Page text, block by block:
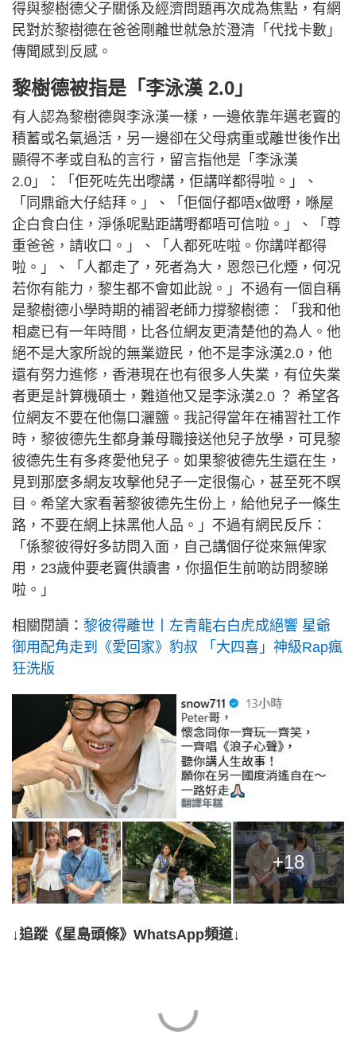
得與黎樹德父子關係及經濟問題再次成為焦點，有網
民對於黎樹德在爸爸剛離世就急於澄清「代找卡數」
傳聞感到反感。
黎樹德被指是「李泳漢 2.0」
有人認為黎樹德與李泳漢一樣，一邊依靠年邁老竇的
積蓄或名氣過活，另一邊卻在父母病重或離世後作出
顯得不孝或自私的言行，留言指他是「李泳漢
2.0」：「佢死咗先出嚟講，佢講咩都得啦。」、
「同鼎爺大仔結拜。」、「佢個仔都唔x做嘢，喺屋
企白食白住，淨係呢點距講嘢都唔可信啦。」、「尊
重爸爸，請收口。」、「人都死咗啦。你講咩都得
啦。」、「人都走了，死者為大，恩怨已化煙，何况
若你有能力，黎生都不會如此說。」不過有一個自稱
是黎樹德小學時期的補習老師力撐黎樹德：「我和他
相處已有一年時間，比各位網友更清楚他的為人。他
絕不是大家所說的無業遊民，他不是李泳漢2.0，他
還有努力進修，香港現在也有很多人失業，有位失業
者更是計算機碩士，難道他又是李泳漢2.0 ？ 希望各
位網友不要在他傷口灑鹽。我記得當年在補習社工作
時，黎彼德先生都身兼母職接送他兒子放學，可見黎
彼德先生有多疼愛他兒子。如果黎彼德先生還在生，
見到那麼多網友攻擊他兒子一定很傷心，甚至死不瞑
目。希望大家看著黎彼德先生份上，給他兒子一條生
路，不要在網上抺黑他人品。」不過有網民反斥：
「係黎彼得好多訪問入面，自己講個仔從來無俾家
用，23歲仲要老竇供讀書，你搵佢生前啲訪問黎睇
啦。」
相關閱讀： 黎彼得離世丨左青龍右白虎成絕響 星爺
御用配角走到《愛回家》豹叔 「大四喜」神級Rap瘋
狂洗版
+18
↓追蹤《星島頭條》WhatsApp頻道↓